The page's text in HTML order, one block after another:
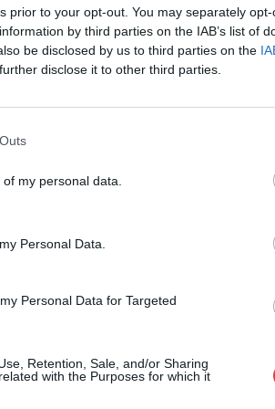
prior to your opt-out. You may separately
by third parties on the IAB’s list of
be disclosed by us to third parties on the
disclose it to other third parties.
my personal data.
Personal Data.
Personal Data for Targeted
Retention, Sale, and/or Sharing
with the Purposes for which it
Cím: Törő
Biksady
1055,
Weboldal:
TOVÁBBI MŰTÁRGYAI